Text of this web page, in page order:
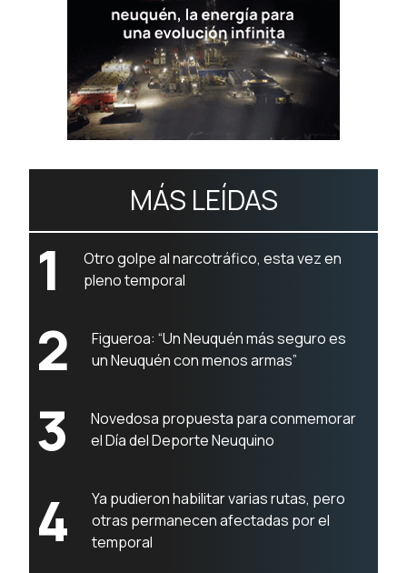
MÁS LEÍDAS
1
Otro golpe al narcotráfico, esta vez en
pleno temporal
2
Figueroa: “Un Neuquén más seguro es
un Neuquén con menos armas”
3
Novedosa propuesta para conmemorar
el Día del Deporte Neuquino
4
Ya pudieron habilitar varias rutas, pero
otras permanecen afectadas por el
temporal